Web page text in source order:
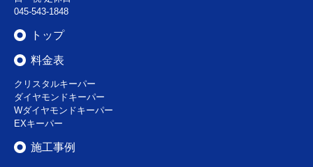
045-543-1848
トップ
料金表
クリスタルキーパー
ダイヤモンドキーパー
Wダイヤモンドキーパー
EXキーパー
施工事例